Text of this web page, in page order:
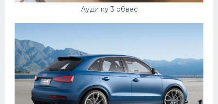
Ауди ку 3 обвес